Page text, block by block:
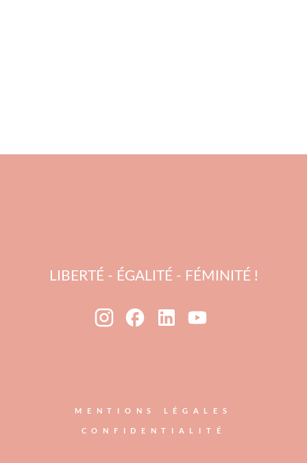
LIBERTÉ - ÉGALITÉ - FÉMINITÉ !
MENTIONS LÉGALES
CONFIDENTIALITÉ